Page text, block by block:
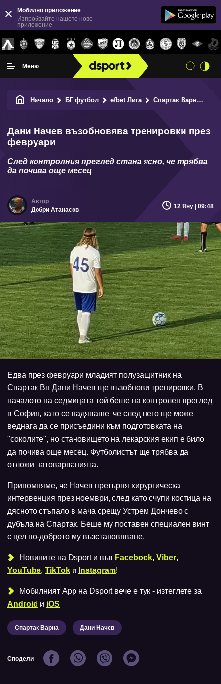
Мобилно приложение
Изпробвайте нашето ново
приложение
Меню
Начало БГ футбол efbet Лига Спартак Варна
Дани Начев възобновява тренировки през
февруари
След контролния преглед стана ясно, че трябва
да почива още месец
Добри Атанасов 12 Яну | 09:48
Едва през февруари младият полузащитник на
Спартак Вн Дани Начев ще възобнови тренировки. В
началото на седмицата той беше на контролен преглед
в София, като се надяваше, че след него ще може
веднага да се присъедини към подготовката на
"соколите", но становището на лекарския екип е било
да почива още месец. Футболистът ще трябва да
отложи натоварванията.
Припомняме, че Начев претърпя хирургическа
интервенция през ноември, след като счупи костица на
дясното стъпало в мача срещу Устрем Дончево с
дубъла на Спартак. Беше му поставен специален винт
с цел по-доброто му възстановяване.
Новините на Dsport и във Facebook, Viber,
YouTube, TikTok и Instagram!
Мобилният Аpp на Dsport вече е тук - изтеглете за
Android и iOS
Спартак Варна Дани Начев
Сподели